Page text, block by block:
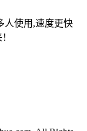
人使用,速度更快